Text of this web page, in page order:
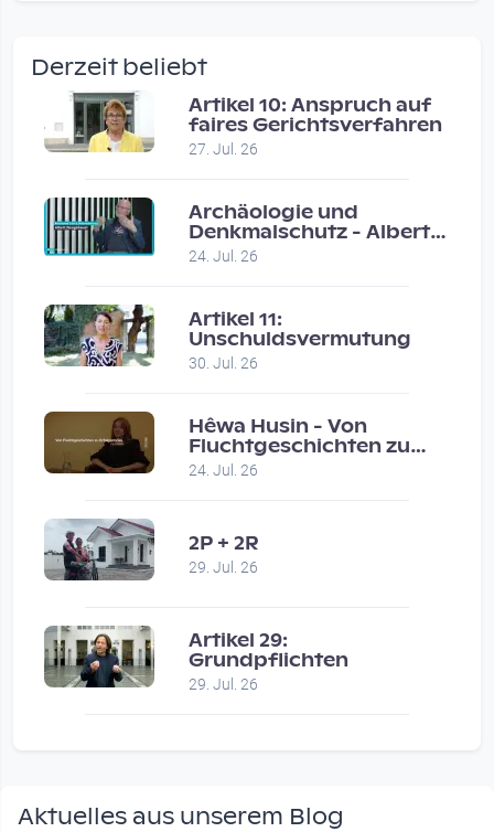
Vor 2 weeks 2 days
Coole Sendung, tolle…
Vor 1 month 1 week
Eure Show war super :-)…
Vor 1 month 2 weeks
Derzeit beliebt
Artikel 10: Anspruch auf
faires Gerichtsverfahren
27. Jul. 26
Archäologie und
Denkmalschutz - Albert
Neugebauer / Studio
24. Jul. 26
Artikel 11:
Unschuldsvermutung
30. Jul. 26
Hêwa Husin - Von
Fluchtgeschichten zu
Erfolgsstories
24. Jul. 26
2P + 2R
29. Jul. 26
Artikel 29:
Grundpflichten
29. Jul. 26
Aktuelles aus unserem Blog